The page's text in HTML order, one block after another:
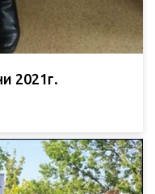
2021г.